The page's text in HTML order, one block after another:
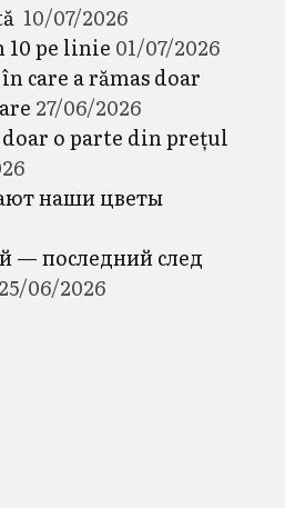
10/07/2026
10 pe linie 01/07/2026
care a rămas doar
27/06/2026
o parte din prețul
наши цветы
— последний след
25/06/2026